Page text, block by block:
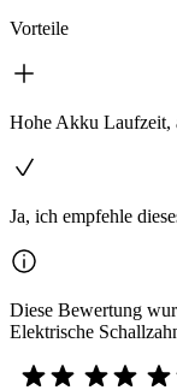
Vorteile
Hohe Akku Laufzeit,
Ja, ich empfehle
Diese Bewertung
Elektrische